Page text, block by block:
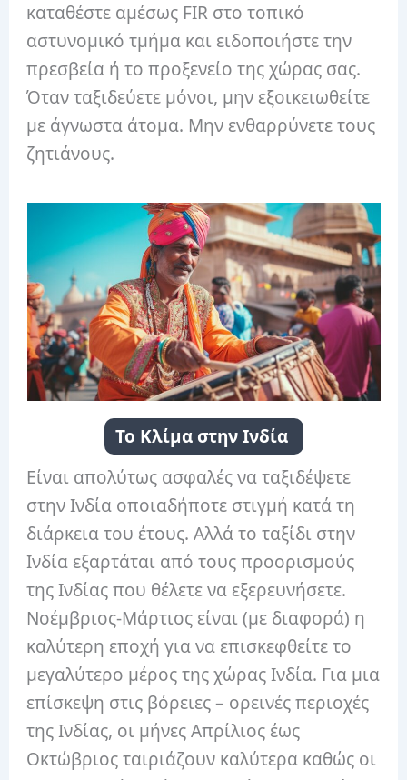
καταθέστε αμέσως FIR στο τοπικό
αστυνομικό τμήμα και ειδοποιήστε την
πρεσβεία ή το προξενείο της χώρας σας.
Όταν ταξιδεύετε μόνοι, μην εξοικειωθείτε
με άγνωστα άτομα. Μην ενθαρρύνετε τους
ζητιάνους.
Το Κλίμα στην Ινδία
Είναι απολύτως ασφαλές να ταξιδέψετε
στην Ινδία οποιαδήποτε στιγμή κατά τη
διάρκεια του έτους. Αλλά το ταξίδι στην
Ινδία εξαρτάται από τους προορισμούς
της Ινδίας που θέλετε να εξερευνήσετε.
Νοέμβριος-Μάρτιος είναι (με διαφορά) η
καλύτερη εποχή για να επισκεφθείτε το
μεγαλύτερο μέρος της χώρας Ινδία. Για μια
επίσκεψη στις βόρειες – ορεινές περιοχές
της Ινδίας, οι μήνες Απρίλιος έως
Οκτώβριος ταιριάζουν καλύτερα καθώς οι